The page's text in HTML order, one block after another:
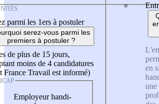
parmi les 1ers à postuler
serez-vous parmi les
premiers à postuler ?
de plus de 15 jours,
moins de 4 candidatures
France Travail est informé)
Employeur handi-
en
une